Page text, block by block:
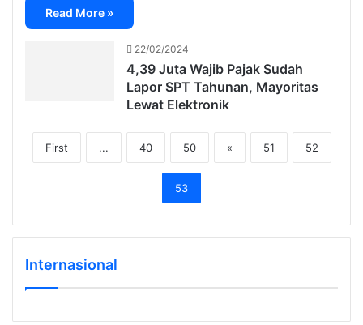
Read More »
22/02/2024
4,39 Juta Wajib Pajak Sudah
Lapor SPT Tahunan, Mayoritas
Lewat Elektronik
First ... 40 50 « 51 52
53
Internasional